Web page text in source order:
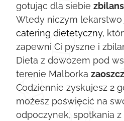
gotując dla siebie
Wtedy niczym
catering dietetyczny,
zapewni Ci pyszne i
Dieta z dowozem pod
terenie Malborka
Codziennie zyskujesz 2
możesz poświęcić na
odpoczynek, spotkania z